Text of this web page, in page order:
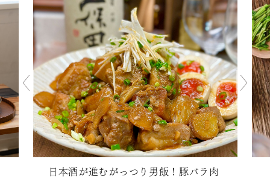
日本酒が進むがっつり男飯！豚バラ肉